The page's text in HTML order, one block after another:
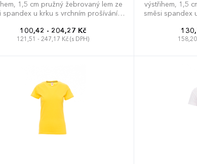
1,5 cm pružný žebrovaný lem ze
spandex u krku s vrchním prošíváním
k rameni viditelná na límečku,
švy, tubulární střih (maskáčové
100,42 - 204,27 Kč
121,51 - 247,17 Kč (s DPH)
výstřihem, 1,5
směsi spandex
vyztužovací
viditelná na